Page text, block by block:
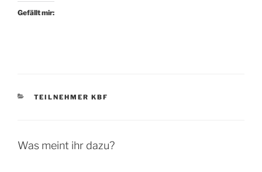
Gefällt mir:
KATEGORIEN
TEILNEHMER KBF
Was meint ihr dazu?